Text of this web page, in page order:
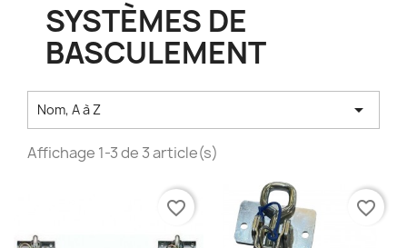
SYSTÈMES DE
BASCULEMENT
Nom, A à Z 
Affichage 1-3 de 3 article(s)
favorite_border favorite_border